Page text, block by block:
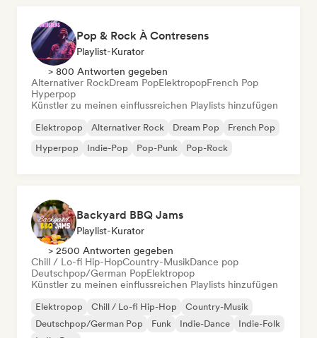
Pop & Rock À Contresens
Playlist-Kurator
> 800 Antworten gegeben
Alternativer RockDream PopElektropopFrench Pop
Hyperpop
Künstler zu meinen einflussreichen Playlists hinzufügen
Elektropop Alternativer Rock Dream Pop
French Pop
Hyperpop
Indie-Pop Pop-Punk Pop-Rock
Backyard BBQ Jams
Playlist-Kurator
> 2500 Antworten gegeben
Chill / Lo-fi Hip-HopCountry-MusikDance pop
Deutschpop/German PopElektropop
Künstler zu meinen einflussreichen Playlists hinzufügen
Elektropop Chill / Lo-fi Hip-Hop
Country-Musik
Deutschpop/German Pop
Funk Indie-Dance
Indie-Folk